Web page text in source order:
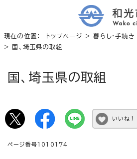
現在の位置： トップページ >暮らし・手続き
> 国、埼玉県の取組
国、埼玉県の取組
いいね！
ページ番号1010174